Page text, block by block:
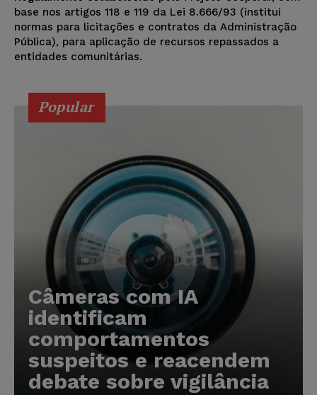
base nos artigos 118 e 119 da Lei 8.666/93 (institui
normas para licitações e contratos da Administração
Pública), para aplicação de recursos repassados a
entidades comunitárias.
Popular
Câmeras com IA
identificam
comportamentos
suspeitos e reacendem
debate sobre vigilância